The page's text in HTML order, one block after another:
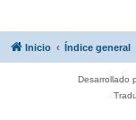
Inicio Índice general
Desarrollado